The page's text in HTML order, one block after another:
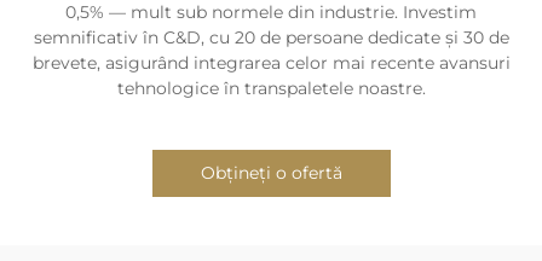
0,5% — mult sub normele din industrie. Investim
semnificativ în C&D, cu 20 de persoane dedicate și 30 de
brevete, asigurând integrarea celor mai recente avansuri
tehnologice în transpaletele noastre.
Obțineți o ofertă